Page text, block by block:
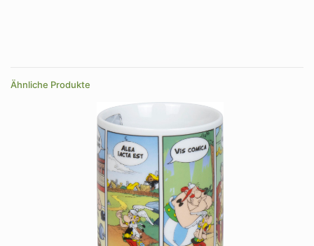
Ähnliche Produkte